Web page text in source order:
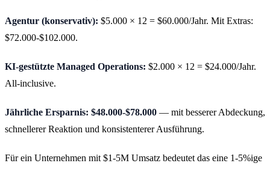
Agentur (konservativ): $5.000 × 12 = $60.000/Jahr. Mit Extras:
$72.000-$102.000.
KI-gestützte Managed Operations: $2.000 × 12 = $24.000/Jahr.
All-inclusive.
Jährliche Ersparnis: $48.000-$78.000 — mit besserer Abdeckung,
schnellerer Reaktion und konsistenterer Ausführung.
Für ein Unternehmen mit $1-5M Umsatz bedeutet das eine 1-5%ige